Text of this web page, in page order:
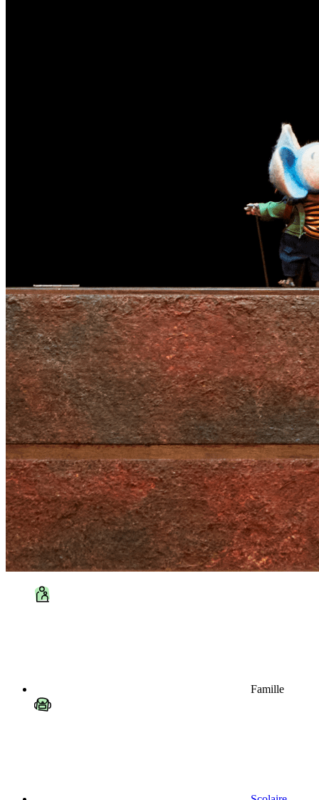
Famille